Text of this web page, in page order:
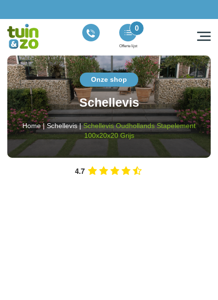
Offerte lijst
0
Onze shop
Schellevis
Home|Schellevis|Schellevis Oudhollands Stapelement
100x20x20 Grijs
4.7